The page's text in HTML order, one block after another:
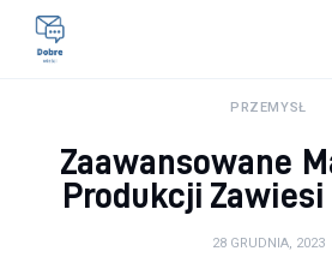
Lifestyle
Kunchnia i kulinaria
PRZEMYSŁ
Zaawansowane
Produkcji
28 GRUDNIA, 2023